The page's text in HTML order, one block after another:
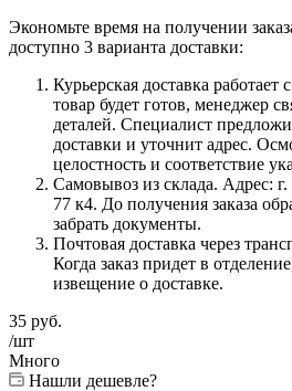
Экономьте время на получении
доступно 3 варианта доставки:
Курьерская доставка работает
товар будет готов, менеджер
деталей. Специалист
доставки и уточнит адрес.
целостность и соответствие
Самовывоз из склада. Адрес:
77 к4. До получения заказа
забрать документы.
Почтовая доставка через
Когда заказ придет в
извещение о доставке.
35 руб.
/шт
Много
Нашли дешевле?